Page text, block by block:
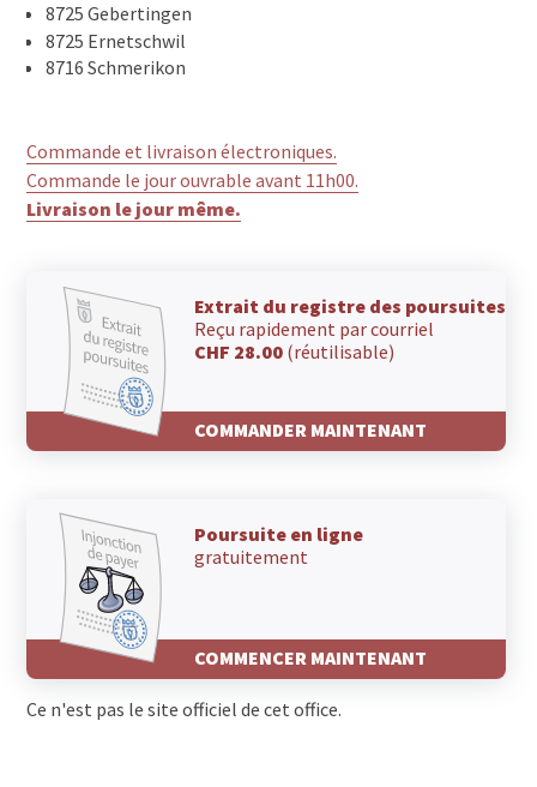
8725 Gebertingen
8725 Ernetschwil
8716 Schmerikon
Commande et livraison électroniques.
Commande le jour ouvrable avant 11h00.
Livraison le jour même.
Extrait du registre des poursuites
Reçu rapidement par courriel
CHF 28.00 (réutilisable)
COMMANDER MAINTENANT
Poursuite en ligne
gratuitement
COMMENCER MAINTENANT
Ce n'est pas le site officiel de cet office.